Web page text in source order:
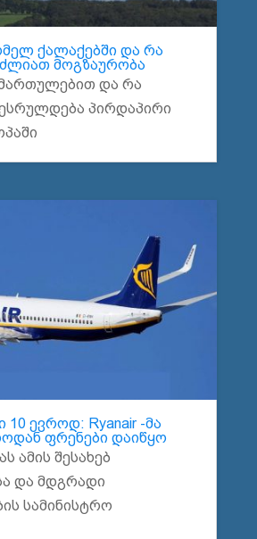
ქალაქებში და რა
მოგზაურობა
და რა
პირდაპირი
10 ევროდ: Ryanair -მა
ფრენები დაიწყო
ამის შესახებ
და მდგრადი
სამინისტრო